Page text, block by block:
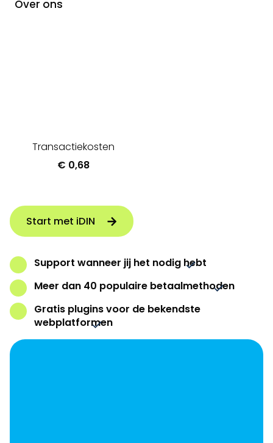
Over ons
manier van identiteit
Transactiekosten
€ 0,68
Start met iDIN
Support wanneer jij het nodig hebt
Meer dan 40 populaire betaalmethoden
Gratis plugins voor de bekendste
webplatformen